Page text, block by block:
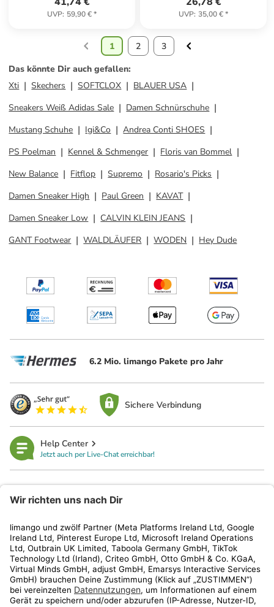
UVP: 59,90 €* UVP: 35,00 €*
1 2
3
Das könnte Dir auch gefallen:
Xti
Skechers SOFTCLOX
BLAUER USA
Sneakers Weiß Adidas Sale
Damen Schnürschuhe
Mustang Schuhe
Igi&Co
Andrea Conti SHOES
PS Poelman
Kennel & Schmenger
Floris van Bommel
New Balance
Fitflop Supremo
Rosario's Picks
Damen Sneaker High
Paul Green
KAVAT
Damen Sneaker Low
CALVIN KLEIN JEANS
GANT Footwear
WALDLÄUFER WODEN Hey Dude
6.2 Mio. limango Pakete pro Jahr
Sichere Verbindung
Help Center
Jetzt auch per Live-Chat erreichbar!
Kundenservice
Shop
Aktionen